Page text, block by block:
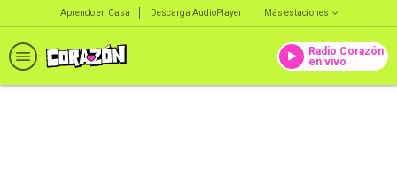
Aprendo en Casa Descarga AudioPlayer Más estaciones
Radio Corazón
en vivo